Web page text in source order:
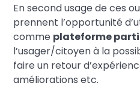
En second usage de ces
prennent l’opportunité
comme plateforme
l’usager/citoyen à la
faire un retour
améliorations etc.